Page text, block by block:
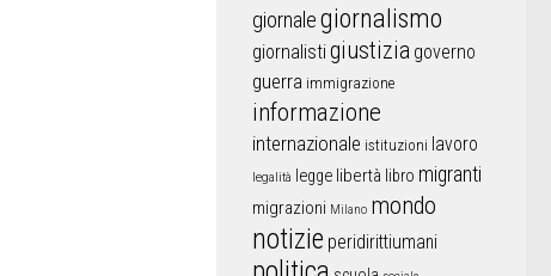
giornalegiornalismo
giornalistigiustizia governo
guerra immigrazione
informazione
internazionale istituzioni lavoro
legalità legge libertà libro migranti
migrazioni Milano mondo
notizie peridirittiumani